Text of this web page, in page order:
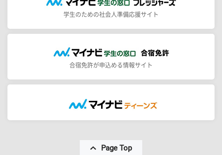
学生のための社会人準備応援サイト
合宿免許が申込める情報サイト
Page Top